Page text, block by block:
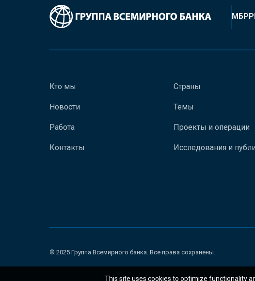
МБРР
Кто мы
Новости
Работа
Контакты
Страны
Темы
Проекты и операции
Исследования и
© 2025 Группа Всемирного банка. Все права сохранены.
This site uses cookies to optimize functionality